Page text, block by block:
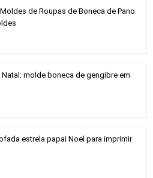
de Roupas de Boneca de Pano
molde boneca de gengibre em
estrela papai Noel para imprimir